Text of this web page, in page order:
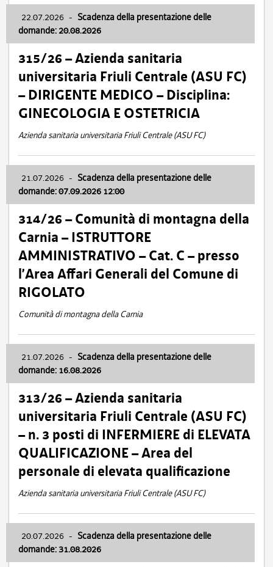
22.07.2026 - Scadenza della presentazione delle
domande: 20.08.2026
315/26 – Azienda sanitaria
universitaria Friuli Centrale (ASU FC)
– DIRIGENTE MEDICO – Disciplina:
GINECOLOGIA E OSTETRICIA
Azienda sanitaria universitaria Friuli Centrale (ASU FC)
21.07.2026 - Scadenza della presentazione delle
domande: 07.09.2026 12:00
314/26 – Comunità di montagna della
Carnia – ISTRUTTORE
AMMINISTRATIVO – Cat. C – presso
l’Area Affari Generali del Comune di
RIGOLATO
Comunità di montagna della Carnia
21.07.2026 - Scadenza della presentazione delle
domande: 16.08.2026
313/26 – Azienda sanitaria
universitaria Friuli Centrale (ASU FC)
– n. 3 posti di INFERMIERE di ELEVATA
QUALIFICAZIONE – Area del
personale di elevata qualificazione
Azienda sanitaria universitaria Friuli Centrale (ASU FC)
20.07.2026 - Scadenza della presentazione delle
domande: 31.08.2026